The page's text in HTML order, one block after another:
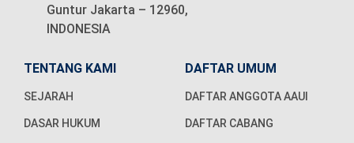
Guntur Jakarta – 12960,
INDONESIA
TENTANG KAMI
SEJARAH
DASAR HUKUM
DAFTAR UMUM
DAFTAR ANGGOTA AAUI
DAFTAR CABANG